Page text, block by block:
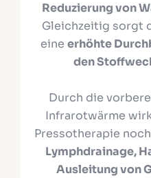
Reduzierung von
Gleichzeitig sorgt
eine erhöhte
den
Durch die
Infrarotwärme
Pressotherapie
Lymphdrainage,
Ausleitung von